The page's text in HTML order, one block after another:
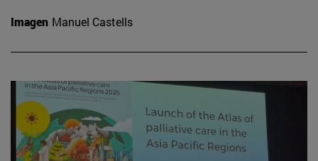
Imagen Manuel Castells